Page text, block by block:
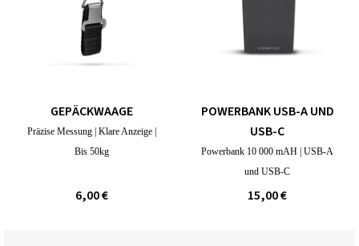
GEPÄCKWAAGE
Präzise Messung | Klare Anzeige |
Bis 50kg
6,00 €
POWERBANK USB-A UND
USB-C
Powerbank 10 000 mAH | USB-A
und USB-C
15,00 €